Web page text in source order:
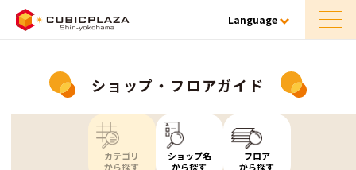
Language
ショップ・フロアガイド
カテゴリ
から探す
ショップ名
から探す
フロア
から探す